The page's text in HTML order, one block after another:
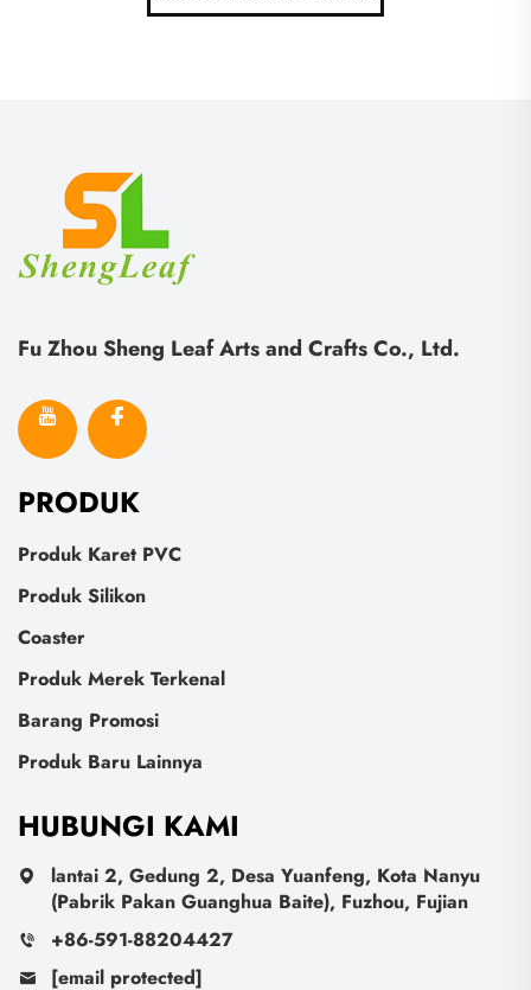
Fu Zhou Sheng Leaf Arts and Crafts Co., Ltd.
PRODUK
Produk Karet PVC
Produk Silikon
Coaster
Produk Merek Terkenal
Barang Promosi
Produk Baru Lainnya
HUBUNGI KAMI
lantai 2, Gedung 2, Desa Yuanfeng, Kota Nanyu
(Pabrik Pakan Guanghua Baite), Fuzhou, Fujian
+86-591-88204427
[email protected]